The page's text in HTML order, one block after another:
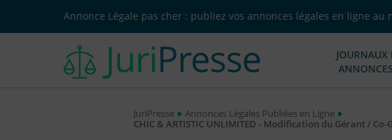
Annonce Légale pas cher : publiez vos annonces légales en ligne au
JOURNAUX
JuriPresse
Annonces Légales Publiées en Ligne
CHIC & ARTISTIC UNLIMITED - Modification du Gérant / Co-